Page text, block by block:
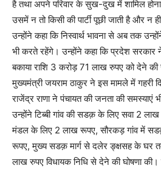
है तथा अपने परिवार के सुख-दुख में शामिल
उसमें न तो किसी की पार्टी पूछी जाती है और न
उन्होंने कहा कि निस्वार्थ भावना से अब तक
भी करते रहेंगे। उन्होंने कहा कि प्रदेश
बकाया राशि 3 करोड़ 71 लाख रुपए को देने
मुख्यमंत्री जयराम ठाकुर ने इस मामले में गहरी
राजेंद्र राणा ने पंचायत की जनता की समस्याएं
उन्होंने टिब्बी गांव की सडक़ के लिए सवा 2 लाख
मंडल के लिए 2 लाख रूपए, सौरकड़ गांव में सडक़
रूपए, मुख्य सडक़ मार्ग से दलेर ङ्क्षसह के घर
लाख रुपए विधायक निधि से देने की घोषणा की।